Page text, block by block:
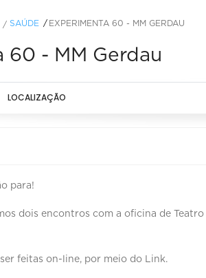
/ SAÚDE EXPERIMENTA 60 - MM GERDAU
60 - MM Gerdau
LOCALIZAÇÃO
para!
dois encontros com a oficina de
feitas on-line, por meio do Link.